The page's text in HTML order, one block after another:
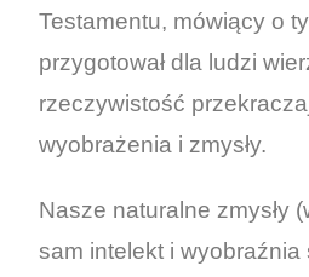
Testamentu, mówiący o
przygotował dla ludzi
rzeczywistość
wyobrażenia i zmysły.
Nasze naturalne zmysły
sam intelekt i wyobraźnia